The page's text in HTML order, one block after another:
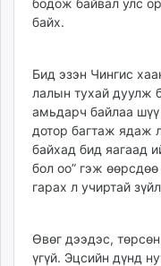
unen.mn
shudarga.mn
shuurhai.mn
unuudur.mn
isee.mn
mglradio.com
shuum.mn
бодож байвал улс
байх.
Бид эзэн Чингис
лалын тухай дуулж
амьдарч байлаа шүү
дотор багтаж ядаж
байхад бид яагаад
бол оо” гэж
гарах л учиртай
Өвөг дээдэс,
үгүй. Эцсийн дүнд